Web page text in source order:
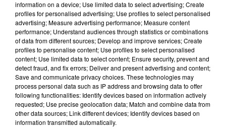
circulation mensuellement, uniquement lors du
premier week-end de chaque mois.Les riverains
resteront autorisés à rejoindre leurs parkings privés
ou à en sortir.
LES DATES
La rue Jeanne-d’Arc sera donc réservée aux mobilités
douces -vélos, trottinettes...- et aux piétons les
samedis et dimanches lors du premier week-end de
chaque moisentre 11h et 19h.
information on a device; Use limited data to select advertising; Create
profiles for personalised advertising; Use profiles to select personalised
advertising; Measure advertising performance; Measure content
performance; Understand audiences through statistics or combinations
of data from different sources; Develop and improve services; Create
profiles to personalise content; Use profiles to select personalised
content; Use limited data to select content; Ensure security, prevent and
detect fraud, and fix errors; Deliver and present advertising and content;
Save and communicate privacy choices. These technologies may
process personal data such as IP address and browsing data to offer
following functionalities: Identify devices based on information actively
requested; Use precise geolocation data; Match and combine data from
other data sources; Link different devices; Identify devices based on
information transmitted automatically.